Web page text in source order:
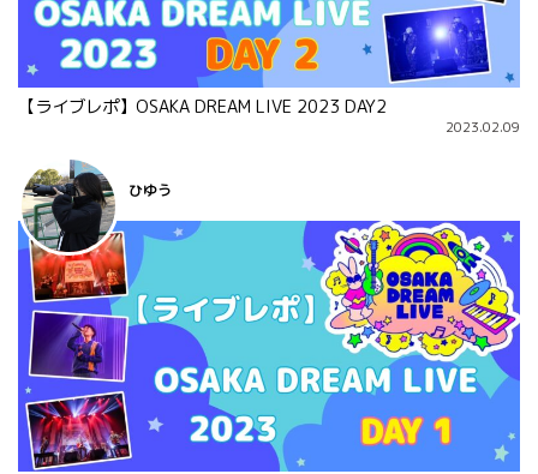
【ライブレポ】OSAKA DREAM LIVE 2023 DAY2
2023.02.09
ひゆう